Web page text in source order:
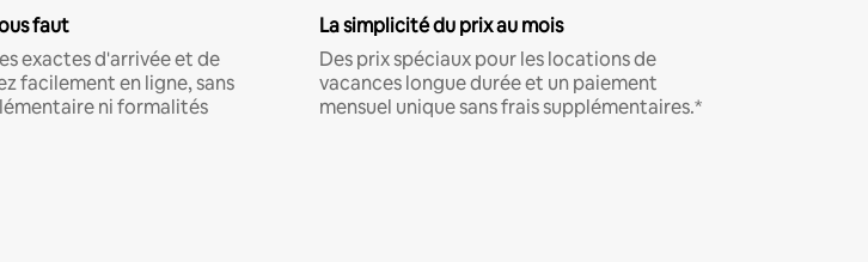
faut
exactes d'arrivée et de
facilement en ligne, sans
ni formalités
La simplicité du prix au mois
Des prix spéciaux pour les locations de
vacances longue durée et un paiement
mensuel unique sans frais supplémentaires.*